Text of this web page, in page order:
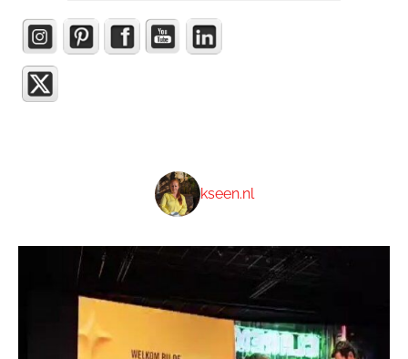
kseen.nl